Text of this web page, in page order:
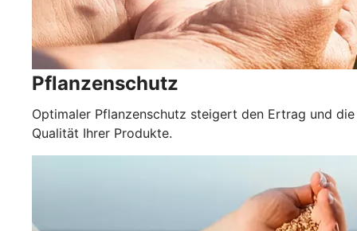
Pflanzenschutz
Optimaler Pflanzenschutz steigert den Ertrag und die
Qualität Ihrer Produkte.